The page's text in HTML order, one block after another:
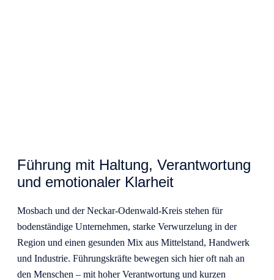
Führung mit Haltung, Verantwortung
und emotionaler Klarheit
Mosbach und der Neckar-Odenwald-Kreis stehen für
bodenständige Unternehmen, starke Verwurzelung in der
Region und einen gesunden Mix aus Mittelstand, Handwerk
und Industrie. Führungskräfte bewegen sich hier oft nah an
den Menschen – mit hoher Verantwortung und kurzen